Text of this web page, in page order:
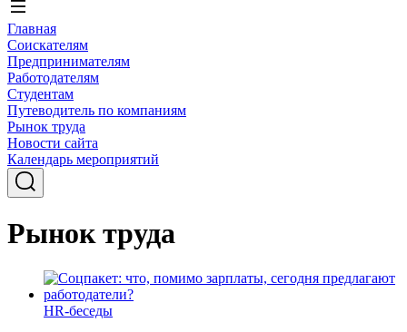
Главная
Соискателям
Предпринимателям
Работодателям
Студентам
Путеводитель по компаниям
Рынок труда
Новости сайта
Календарь мероприятий
Рынок труда
HR-беседы